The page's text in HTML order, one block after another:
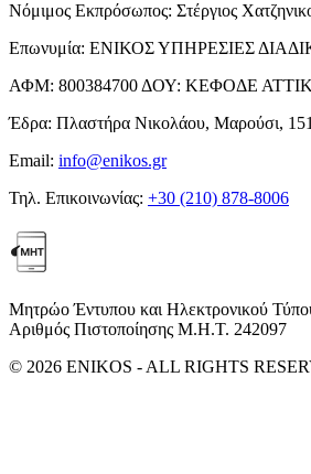
Νόμιμος Εκπρόσωπος: Στέργιος
Επωνυμία: ΕΝΙΚΟΣ ΥΠΗΡΕΣΙΕΣ
ΑΦΜ: 800384700 ΔΟΥ: ΚΕΦΟΔΕ
Έδρα: Πλαστήρα Νικολάου, Μαρούσι,
Email: info@enikos.gr
Τηλ. Επικοινωνίας: +30 (210) 878-8006
Μητρώο Έντυπου και Ηλεκτρονικού
Αριθμός Πιστοποίησης Μ.Η.Τ. 242097
© 2026 ENIKOS - ALL RIGHTS